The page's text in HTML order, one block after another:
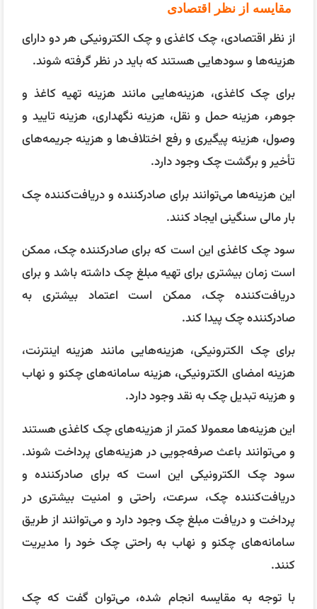
مقایسه از نظر اقتصادی
از نظر اقتصادی، چک کاغذی و چک الکترونیکی هر دو دارای
هزینه‌ها و سودهایی هستند که باید در نظر گرفته شوند.
برای چک کاغذی، هزینه‌هایی مانند هزینه تهیه کاغذ و
جوهر، هزینه حمل و نقل، هزینه نگهداری، هزینه تایید و
وصول، هزینه پیگیری و رفع اختلاف‌ها و هزینه جریمه‌های
تأخیر و برگشت چک وجود دارد.
این هزینه‌ها می‌توانند برای صادرکننده و دریافت‌کننده چک
بار مالی سنگینی ایجاد کنند.
سود چک کاغذی این است که برای صادرکننده چک، ممکن
است زمان بیشتری برای تهیه مبلغ چک داشته باشد و برای
دریافت‌کننده چک، ممکن است اعتماد بیشتری به
صادرکننده چک پیدا کند.
برای چک الکترونیکی، هزینه‌هایی مانند هزینه اینترنت،
هزینه امضای الکترونیکی، هزینه سامانه‌های چکنو و نهاب
و هزینه تبدیل چک به نقد وجود دارد.
این هزینه‌ها معمولا کمتر از هزینه‌های چک کاغذی هستند
و می‌توانند باعث صرفه‌جویی در هزینه‌های پرداخت شوند.
سود چک الکترونیکی این است که برای صادرکننده و
دریافت‌کننده چک، سرعت، راحتی و امنیت بیشتری در
پرداخت و دریافت مبلغ چک وجود دارد و می‌توانند از طریق
سامانه‌های چکنو و نهاب به راحتی چک خود را مدیریت
کنند.
با توجه به مقایسه انجام شده، می‌توان گفت که چک